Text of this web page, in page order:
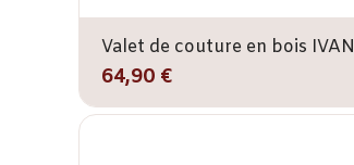
Valet de couture en bois IVAN
64,90 €